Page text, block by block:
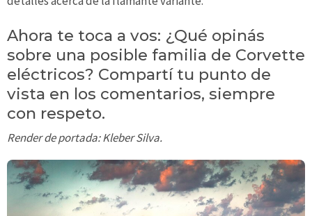
Ahora te toca a vos: ¿Qué opinás
sobre una posible familia de Corvette
eléctricos? Compartí tu punto de
vista en los comentarios, siempre
con respeto.
Render de portada: Kleber Silva.